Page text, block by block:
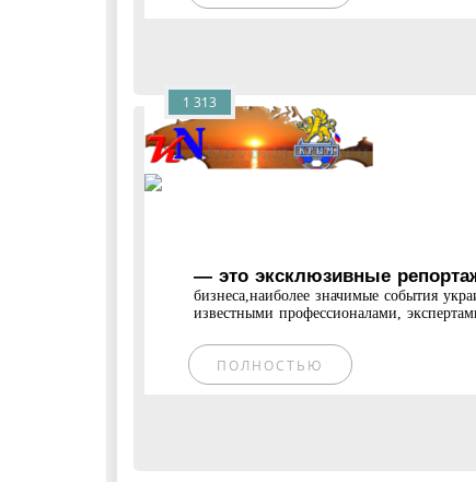
— это эксклюзивные
бизнеса,наиболее значимые события
известными профессионалами,
ПОЛНОСТЬЮ
1 313